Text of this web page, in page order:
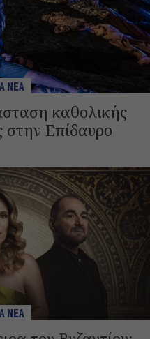
ΝΕΑ
καθολικής
στην Επίδαυρο
ΝΕΑ